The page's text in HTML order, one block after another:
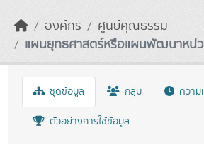
องค์กร
ศูนย์คุณธรรม
แผนยุทธศาสตร์หรือแผนพัฒนาหน่
ชุดข้อมูล กลุ่ม ความ
ตัวอย่างการใช้ข้อมูล